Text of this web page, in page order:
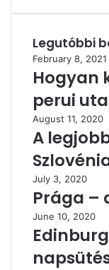
Legutóbbi
February 8, 2021
Hogyan
perui
August 11, 2020
A
July 3, 2020
Prága –
June 10, 2020